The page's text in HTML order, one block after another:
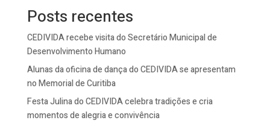
Posts recentes
CEDIVIDA recebe visita do Secretário Municipal de
Desenvolvimento Humano
Alunas da oficina de dança do CEDIVIDA se apresentam
no Memorial de Curitiba
Festa Julina do CEDIVIDA celebra tradições e cria
momentos de alegria e convivência